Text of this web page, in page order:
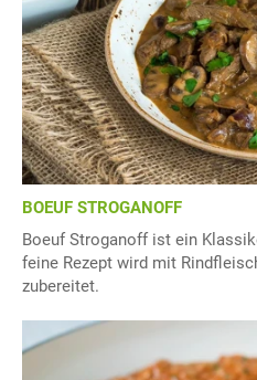
BOEUF STROGANOFF
Boeuf Stroganoff ist ein
feine Rezept wird mit
zubereitet.